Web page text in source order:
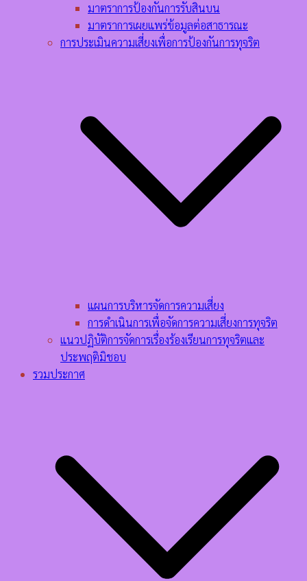
มาตราการป้องกันการรับสินบน
มาตราการเผยแพร่ข้อมูลต่อสาธารณะ
การประเมินความเสี่ยงเพื่อการป้องกันการทุจริต
แผนการบริหารจัดการความเสี่ยง
การดำเนินการเพื่อจัดการความเสี่ยงการทุจริต
แนวปฏิบัติการจัดการเรื่องร้องเรียนการทุจริตและ
ประพฤติมิชอบ
รวมประกาศ